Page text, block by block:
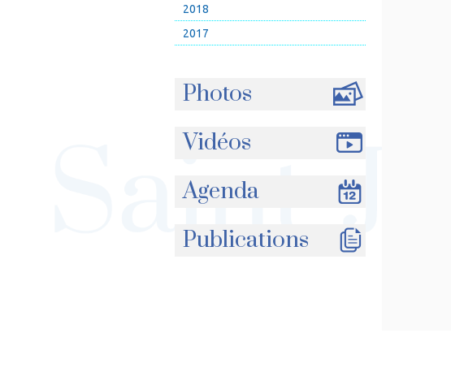
2018
2017
Photos
Vidéos
Agenda
Publications